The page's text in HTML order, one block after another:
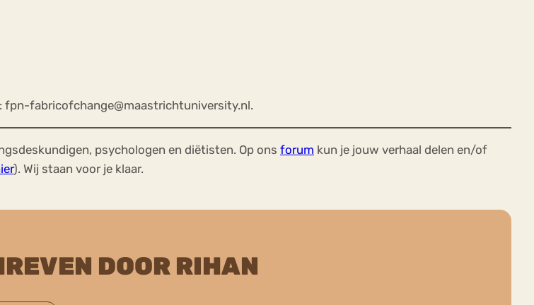
fpn-fabricofchange@maastrichtuniversity.nl.
psychologen en diëtisten. Op ons forum kun je jouw verhaal delen en/of
). Wij staan voor je klaar.
DOOR RIHAN